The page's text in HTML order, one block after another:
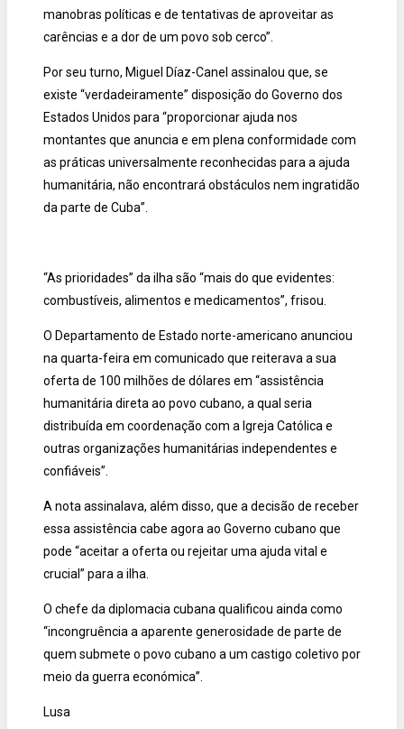
manobras políticas e de tentativas de aproveitar as
carências e a dor de um povo sob cerco”.
Por seu turno, Miguel Díaz-Canel assinalou que, se
existe “verdadeiramente” disposição do Governo dos
Estados Unidos para “proporcionar ajuda nos
montantes que anuncia e em plena conformidade com
as práticas universalmente reconhecidas para a ajuda
humanitária, não encontrará obstáculos nem ingratidão
da parte de Cuba”.
“As prioridades” da ilha são “mais do que evidentes:
combustíveis, alimentos e medicamentos”, frisou.
O Departamento de Estado norte-americano anunciou
na quarta-feira em comunicado que reiterava a sua
oferta de 100 milhões de dólares em “assistência
humanitária direta ao povo cubano, a qual seria
distribuída em coordenação com a Igreja Católica e
outras organizações humanitárias independentes e
confiáveis”.
A nota assinalava, além disso, que a decisão de receber
essa assistência cabe agora ao Governo cubano que
pode “aceitar a oferta ou rejeitar uma ajuda vital e
crucial” para a ilha.
O chefe da diplomacia cubana qualificou ainda como
“incongruência a aparente generosidade de parte de
quem submete o povo cubano a um castigo coletivo por
meio da guerra económica”.
Lusa